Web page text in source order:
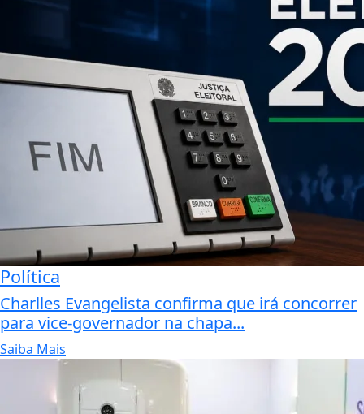
Política
Charlles Evangelista confirma que irá concorrer
para vice-governador na chapa...
Saiba Mais